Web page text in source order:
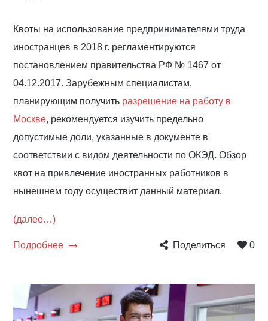
Квоты на использование предпринимателями труда
иностранцев в 2018 г. регламентируются
постановлением правительства РФ № 1467 от
04.12.2017. Зарубежным специалистам,
планирующим получить разрешение на работу в
Москве, рекомендуется изучить предельно
допустимые доли, указанные в документе в
соответствии с видом деятельности по ОКЭД. Обзор
квот на привлечение иностранных работников в
нынешнем году осуществит данный материал.
(далее…)
Подробнее Поделиться 0